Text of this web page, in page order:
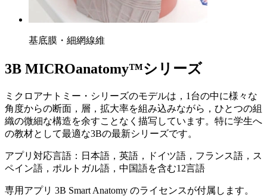
基底膜・細網線維
3B MICROanatomy™シリーズ
ミクロアナトミー・シリーズのモデルは，1台の中に様々な
角度からの断面，層，拡大率を組み込みながら，ひとつの組
織の微細な構造を余すことなく描写しています。特に学生へ
の教材として最適な3Bの最新シリーズです。
アプリ対応言語：日本語，英語，ドイツ語，フランス語，ス
ペイン語，ポルトガル語，中国語を含む12言語
専用アプリ 3B Smart Anatomy のライセンスが付属します。